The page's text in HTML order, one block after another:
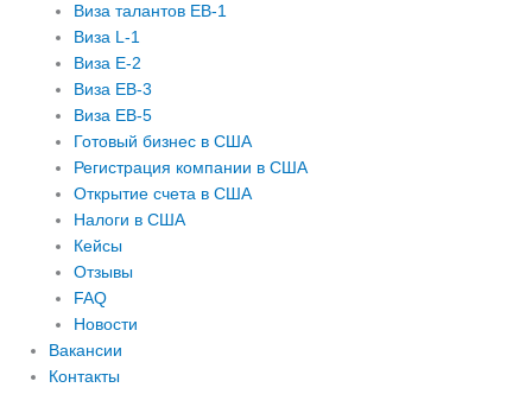
Виза талантов EB-1
Виза L-1
Виза E-2
Виза EB-3
Виза EB-5
Готовый бизнес в США
Регистрация компании в США
Открытие счета в США
Налоги в США
Кейсы
Отзывы
FAQ
Новости
Вакансии
Контакты